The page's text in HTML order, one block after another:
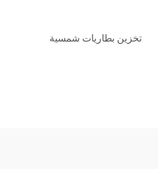
تخزين بطاريات شمسية